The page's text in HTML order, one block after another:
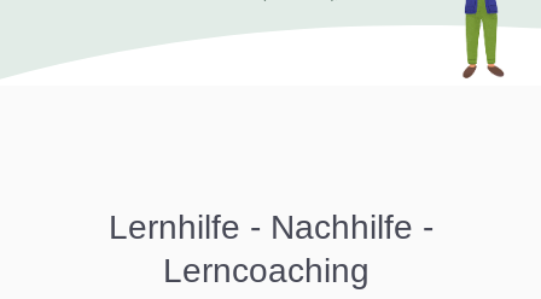
Lernhilfe - Nachhilfe -
Lerncoaching